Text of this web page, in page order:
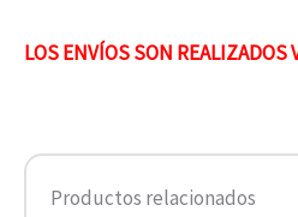
LOS ENVÍOS SON REALIZADOS
Productos relacionados